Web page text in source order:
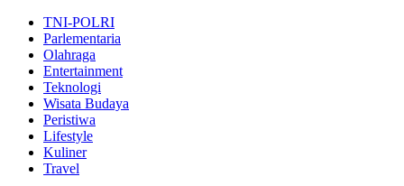
TNI-POLRI
Parlementaria
Olahraga
Entertainment
Teknologi
Wisata Budaya
Peristiwa
Lifestyle
Kuliner
Travel